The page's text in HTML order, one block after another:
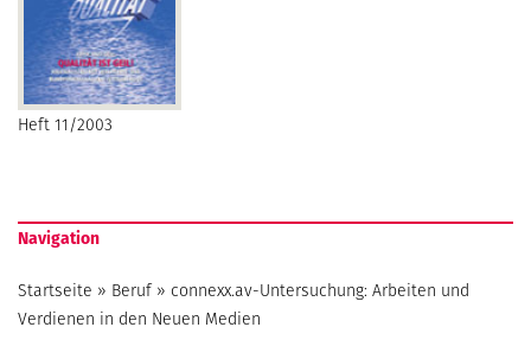
Heft 11/2003
Navigation
Startseite » Beruf» connexx.av-Untersuchung: Arbeiten und
Verdienen in den Neuen Medien